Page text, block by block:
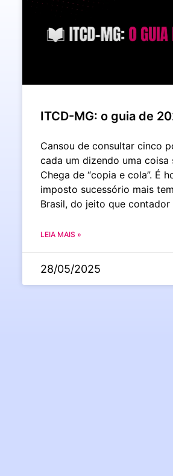
ITCD-MG: o guia de
Cansou de consultar cinco
cada um dizendo uma coisa
Chega de “copia e cola”. É
imposto sucessório mais
Brasil, do jeito que contador
LEIA MAIS »
28/05/2025